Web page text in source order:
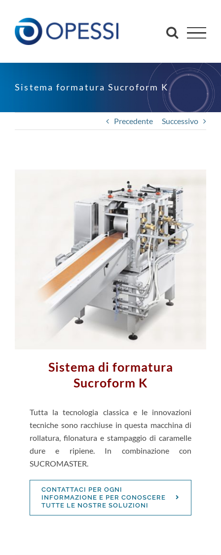
contenuto
Sistema formatura Sucroform K
Precedente Successivo
Sistema di formatura
Sucroform K
Tutta la tecnologia classica e le innovazioni
tecniche sono racchiuse in questa macchina di
rollatura, filonatura e stampaggio di caramelle
dure e ripiene. In combinazione con
SUCROMASTER.
CONTATTACI PER OGNI
INFORMAZIONE E PER CONOSCERE
TUTTE LE NOSTRE SOLUZIONI